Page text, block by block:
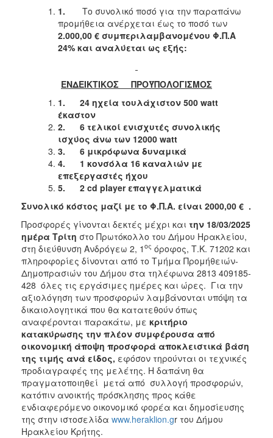
2015
2013
ΕΠΙΣΚΕΠΤΗΣ
1. Το συνολικό ποσό για την παραπάνω
προμήθεια ανέρχεται έως το ποσό των
2.000,00 € συμπεριλαμβανομένου Φ.Π.Α
24% και αναλύεται ως εξής:
ΕΝΔΕΙΚΤΙΚΟΣ ΠΡΟΫΠΟΛΟΓΙΣΜΟΣ
1. 24 ηχεία τουλάχιστον 500 watt
έκαστον
2. 6 τελικοί ενισχυτές συνολικής
ισχύος άνω των 12000 watt
3. 6 μικρόφωνα δυναμικά
4. 1 κονσόλα 16 καναλιών με
επεξεργαστές ήχου
5. 2 cd playerεπαγγελματικά
Συνολικό κόστος μαζί με το Φ.Π.Α. είναι 2000,00 € .
Προσφορές γίνονται δεκτές μέχρι και την 18/03/2025
ημέρα Τρίτη στο Πρωτόκολλο του Δήμου Ηρακλείου,
στη διεύθυνση Ανδρόγεω 2, 1 ος όροφος, Τ.Κ. 71202 και
πληροφορίες δίνονται από το Τμήμα Προμήθειών-
Δημοπρασιών του Δήμου στα τηλέφωνα 2813 409185-
428 όλες τις εργάσιμες ημέρες και ώρες. Για την
αξιολόγηση των προσφορών λαμβάνονται υπόψη τα
δικαιολογητικά που θα κατατεθούν όπως
αναφέρονται παρακάτω, με κριτήριο
κατακύρωσης την πλέον συμφέρουσα από
οικονομική άποψη προσφορά αποκλειστικά βάση
της τιμής ανά είδος, εφόσον τηρούνται οι τεχνικές
προδιαγραφές της μελέτης. Η δαπάνη θα
πραγματοποιηθεί μετά από συλλογή προσφορών,
κατόπιν ανοικτής πρόσκλησης προς κάθε
ενδιαφερόμενο οικονομικό φορέα και δημοσίευσης
της στην ιστοσελίδα www.heraklion.gr του Δήμου
Ηρακλείου Κρήτης.